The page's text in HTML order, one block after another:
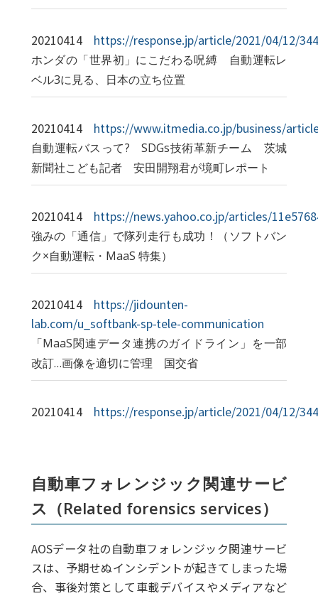
20210414 https://response.jp/article/2021/04/12/
ホンダの「世界初」にこだわる呪縛 自動運転レ
ベル3に見る、日本の立ち位置
20210414 https://www.itmedia.co.jp/business/
自動運転バスって? SDGs技術革新チーム 茨城
新聞社こども記者 安田開翔君が境町レポート
20210414 https://news.yahoo.co.jp/articles/
強みの「通信」で隊列走行も成功！（ソフトバン
ク×自動運転・MaaS 特集）
20210414
https://jidounten-
lab.com/u_softbank-sp-tele-communication
「MaaS関連データ連携のガイドライン」を一部
改訂…画像を適切に管理 国交省
20210414 https://response.jp/article/2021/04/12/
自動車フォレンジック関連サービ
ス（Related forensics services）
AOSデータ社の自動車フォレンジック関連サービ
スは、予期せぬインシデントが起きてしまった場
合、事後対策として車載デバイスやメディアなど